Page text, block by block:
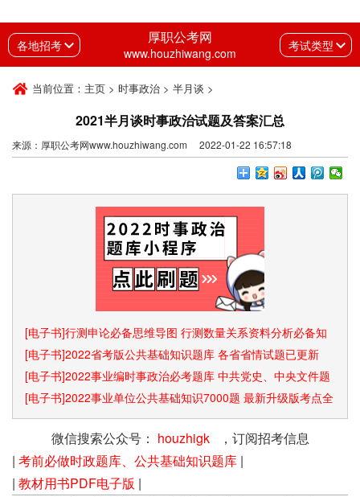
各地招考 厚职公考网
www.houzhiwang.com 考试类型
当前位置： 主页 > 时事政治 > 半月谈 >
2021半月谈时事政治试题及答案汇总
来源：厚职公考网www.houzhiwang.com 2022-01-22 16:57:18
[电子书]行测申论必备思维导图 行测数量关系资料分析必备知
识点和速算技巧
[电子书]2022省考版公共基础知识题库 各省省情试题已更新
[电子书]2022事业编时事政治必考题库 中共党史、中央文件题
库已更新
[电子书]2022事业单位公共基础知识7000题 最新升级版考点全
覆盖
微信搜索公众号： houzhigk，订阅招考信息
| 考前必做时政题库、公共基础知识题库 |
| 教材用书PDF电子版 |